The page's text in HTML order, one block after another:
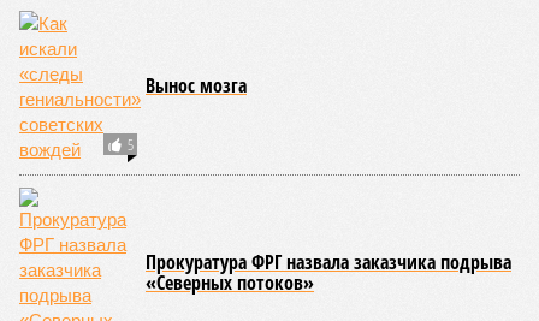
которые, по сути, ставят добросовестных
разработчиков и производителей на одну доску со
схематозниками, даже учитывая то обстоятельство,
что витиеватости отечественного законодательства
и регламентирования в определённой степени сближают
эти две категории в степени вероятности рисков
огребания». «Вопросы конкретно по схематозникам и их
покрывателям совершенно однозначно выходят далеко за
рамки проблематики всей этой избыточной
зарегулированности и неэффективного управления
расходами, и проникаться пониманием на таких примерах
категорически не выходит», – уверен Голиков.